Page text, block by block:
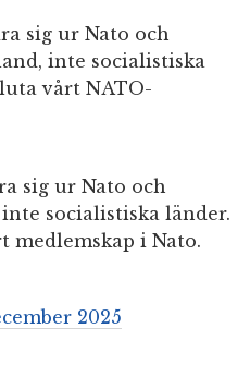
sig ur Nato och
inte socialistiska
vårt NATO-
sig ur Nato och
socialistiska länder.
medlemskap i Nato.
2025